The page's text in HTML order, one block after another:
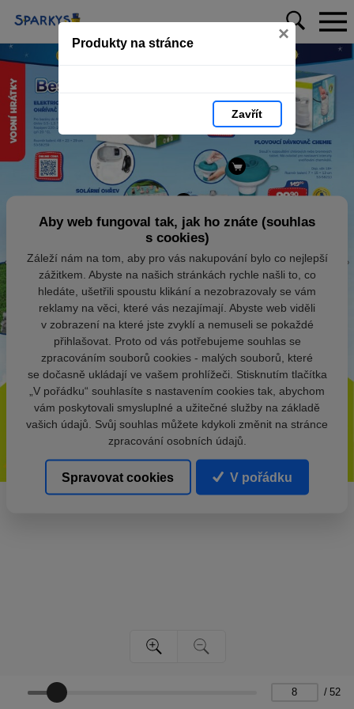
Produkty na stránce ×
Zavřít
/ 52
Aby web fungoval tak, jak ho znáte (souhlas
s cookies)
Záleží nám na tom, aby pro vás nakupování bylo co nejlepší
zážitkem. Abyste na našich stránkách rychle našli to, co
hledáte, ušetřili spoustu klikání a nezobrazovaly se vám
reklamy na věci, které vás nezajímají. Abyste web viděli
v zobrazení na které jste zvyklí a nemuseli se pokaždé
přihlašovat. Proto od vás potřebujeme souhlas se
zpracováním souborů cookies - malých souborů, které
se dočasně ukládají ve vašem prohlížeči. Stisknutím tlačítka
„V pořádku“ souhlasíte s nastavením cookies tak, abychom
vám poskytovali smysluplné a užitečné služby na základě
vašich údajů. Svůj souhlas můžete kdykoli změnit na stránce
zpracování osobních údajů.
Spravovat cookies V pořádku